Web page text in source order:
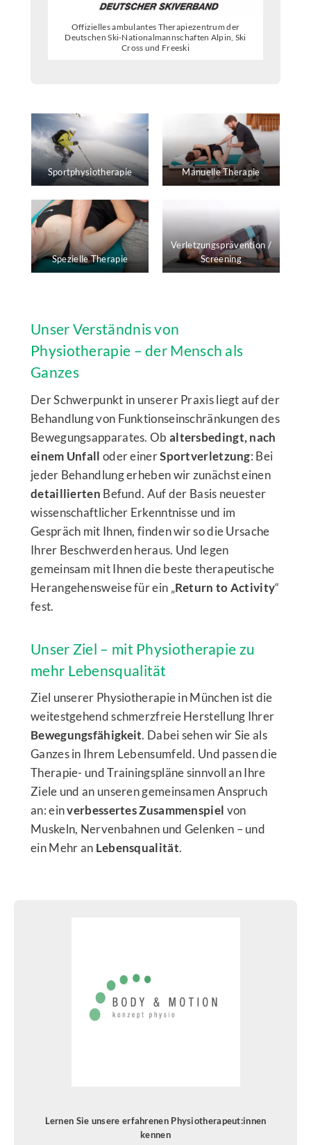
Offizielles ambulantes Therapiezentrum der
Deutschen Ski-National­mann­schaften Alpin, Ski
Cross und Freeski
Sportphysiotherapie Manuelle Therapie
Spezielle Therapie
Verletzungsprävention /
Screening
Unser Verständnis von
Physiotherapie – der Mensch als
Ganzes
Der Schwerpunkt in unserer Praxis liegt auf der
Behandlung von Funktionseinschränkungen des
Bewegungsapparates. Ob altersbedingt, nach
einem Unfall oder einerSportverletzung: Bei
jeder Behandlung erheben wir zunächst einen
detaillierten Befund. Auf der Basis neuester
wissenschaftlicher Erkenntnisse und im
Gespräch mit Ihnen, finden wir so die Ursache
Ihrer Beschwerden heraus. Und legen
gemeinsam mit Ihnen die beste therapeutische
Herangehensweise für ein „Return to Activity“
fest.
Unser Ziel – mit Physiotherapie zu
mehr Lebensqualität
Ziel unserer Physiotherapie in München ist die
weitestgehend schmerzfreie Herstellung Ihrer
Bewegungsfähigkeit. Dabei sehen wir Sie als
Ganzes in Ihrem Lebensumfeld. Und passen die
Therapie- und Trainingspläne sinnvoll an Ihre
Ziele und an unseren gemeinsamen Anspruch
an: einverbessertes Zusammenspiel von
Muskeln, Nervenbahnen und Gelenken – und
ein Mehr an Lebensqualität.
Lernen Sie unsere erfahrenen Physiotherapeut:innen
kennen